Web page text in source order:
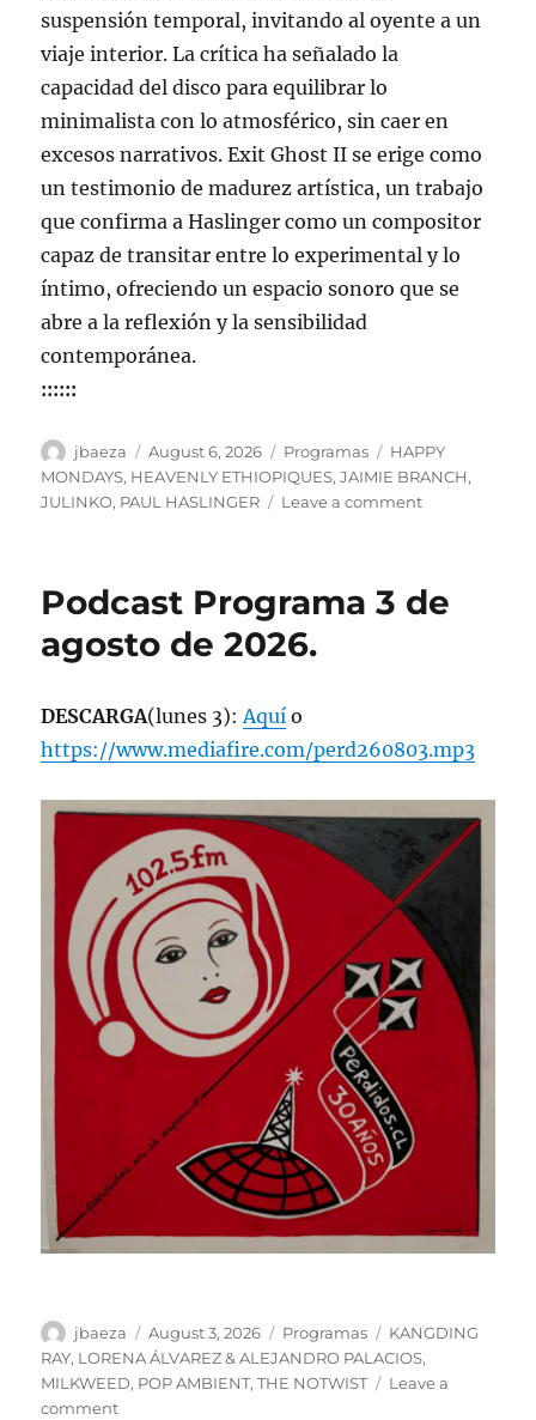
suspensión temporal, invitando al oyente a un
viaje interior. La crítica ha señalado la
capacidad del disco para equilibrar lo
minimalista con lo atmosférico, sin caer en
excesos narrativos. Exit Ghost II se erige como
un testimonio de madurez artística, un trabajo
que confirma a Haslinger como un compositor
capaz de transitar entre lo experimental y lo
íntimo, ofreciendo un espacio sonoro que se
abre a la reflexión y la sensibilidad
contemporánea.
::::::
Author
jbaeza
Posted
on
August 6, 2026 Categories
Programas Tags
HAPPY
MONDAYS, HEAVENLY ETHIOPIQUES,JAIMIE BRANCH,
JULINKO, PAUL HASLINGER Leave a commenton
de
Radio
de
Podcast Programa 3 de
agosto de 2026.
DESCARGA(lunes 3):Aquí o
https://www.mediafire.com/perd260803.mp3
Author
jbaeza
Posted
on
August 3, 2026 Categories
Programas Tags
KANGDING
RAY, LORENA ÁLVAREZ & ALEJANDRO PALACIOS,
MILKWEED, POP AMBIENT,THE NOTWIST
Leave a
commenton